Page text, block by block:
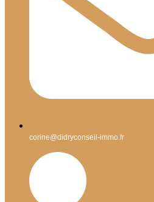
corine@didryconseil-immo.fr